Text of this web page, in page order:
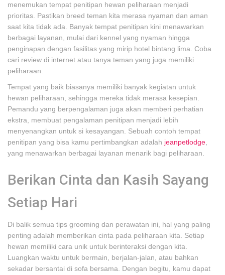
menemukan tempat penitipan hewan peliharaan menjadi
prioritas. Pastikan breed teman kita merasa nyaman dan aman
saat kita tidak ada. Banyak tempat penitipan kini menawarkan
berbagai layanan, mulai dari kennel yang nyaman hingga
penginapan dengan fasilitas yang mirip hotel bintang lima. Coba
cari review di internet atau tanya teman yang juga memiliki
peliharaan.
Tempat yang baik biasanya memiliki banyak kegiatan untuk
hewan peliharaan, sehingga mereka tidak merasa kesepian.
Pemandu yang berpengalaman juga akan memberi perhatian
ekstra, membuat pengalaman penitipan menjadi lebih
menyenangkan untuk si kesayangan. Sebuah contoh tempat
penitipan yang bisa kamu pertimbangkan adalah jeanpetlodge
yang menawarkan berbagai layanan menarik bagi peliharaan.
Berikan Cinta dan Kasih Sayang
Setiap Hari
Di balik semua tips grooming dan perawatan ini, hal yang paling
penting adalah memberikan cinta pada peliharaan kita. Setiap
hewan memiliki cara unik untuk berinteraksi dengan kita.
Luangkan waktu untuk bermain, berjalan-jalan, atau bahkan
sekadar bersantai di sofa bersama. Dengan begitu, kamu dapat